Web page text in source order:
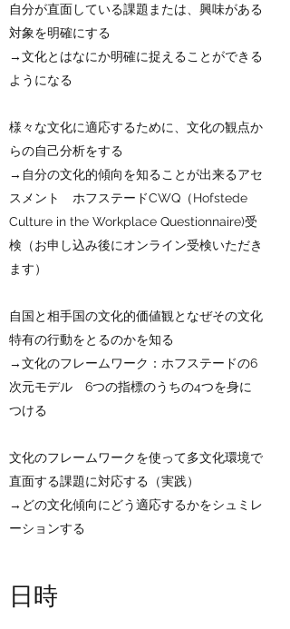
自分が直面している課題または、興味がある
対象を明確にする
→文化とはなにか明確に捉えることができる
ようになる
様々な文化に適応するために、文化の観点か
らの自己分析をする
→自分の文化的傾向を知ることが出来るアセ
スメント ホフステードCWQ（Hofstede
Culture in the Workplace Questionnaire)受
検（お申し込み後にオンライン受検いただき
ます）
自国と相手国の文化的価値観となぜその文化
特有の行動をとるのかを知る
→文化のフレームワーク：ホフステードの6
次元モデル 6つの指標のうちの4つを身に
つける
​文化のフレームワークを使って多文化環境で
直面する課題に対応する（実践）
→どの文化傾向にどう適応するかをシュミレ
ーションする​​
日時